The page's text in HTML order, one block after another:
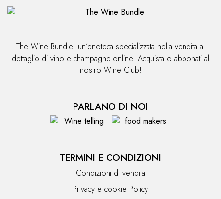
The Wine Bundle: un’enoteca specializzata nella vendita al
dettaglio di vino e champagne online. Acquista o abbonati al
nostro Wine Club!
PARLANO DI NOI
TERMINI E CONDIZIONI
Condizioni di vendita
Privacy e cookie Policy